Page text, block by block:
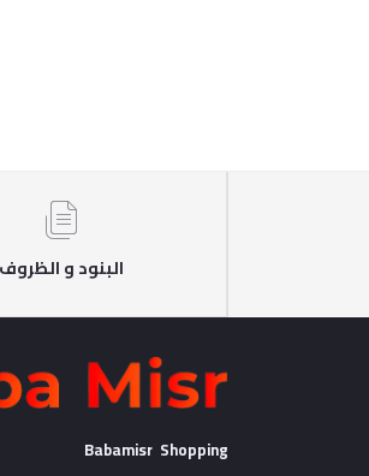
البنود و الظروف
Babamisr Shopping